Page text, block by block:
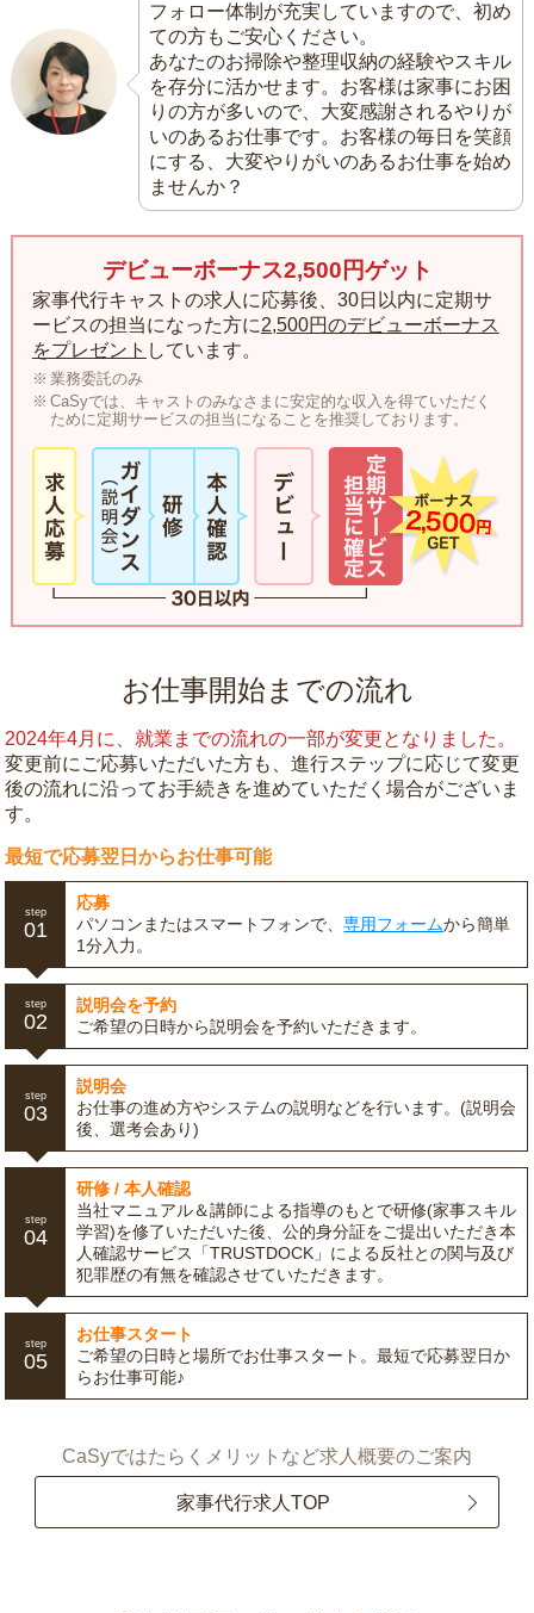
フォロー体制が充実していますので、初め
ての方もご安心ください。
あなたのお掃除や整理収納の経験やスキル
を存分に活かせます。お客様は家事にお困
りの方が多いので、大変感謝されるやりが
いのあるお仕事です。お客様の毎日を笑顔
にする、大変やりがいのあるお仕事を始め
ませんか？
デビューボーナス2,500円ゲット
家事代行キャストの求人に応募後、30日以内に定期サ
ービスの担当になった方に2,500円のデビューボーナス
をプレゼント しています。
業務委託のみ
CaSyでは、キャストのみなさまに安定的な収入を得ていただく
ために定期サービスの担当になることを推奨しております。
お仕事開始までの流れ
2024年4月に、就業までの流れの一部が変更となりました。
変更前にご応募いただいた方も、進行ステップに応じて変更
後の流れに沿ってお手続きを進めていただく場合がございま
す。
最短で応募翌日からお仕事可能
step
01
応募
パソコンまたはスマートフォンで、専用フォームから簡単
1分入力。
step
02
説明会を予約
ご希望の日時から説明会を予約いただきます。
step
03
説明会
お仕事の進め方やシステムの説明などを行います。(説明会
後、選考会あり)
step
04
研修 / 本人確認
当社マニュアル＆講師による指導のもとで研修(家事スキル
学習)を修了いただいた後、公的身分証をご提出いただき本
人確認サービス「TRUSTDOCK」による反社との関与及び
犯罪歴の有無を確認させていただきます。
step
05
お仕事スタート
ご希望の日時と場所でお仕事スタート。最短で応募翌日か
らお仕事可能♪
CaSyではたらくメリットなど求人概要のご案内
家事代行求人TOP